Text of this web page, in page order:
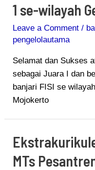
1 se-wilayah
Leave a Comment /
pengelolautama
Selamat dan Sukses
sebagai Juara I dan
banjari FISI se
Mojokerto
MTs